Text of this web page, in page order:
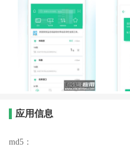
应用信息
md5：